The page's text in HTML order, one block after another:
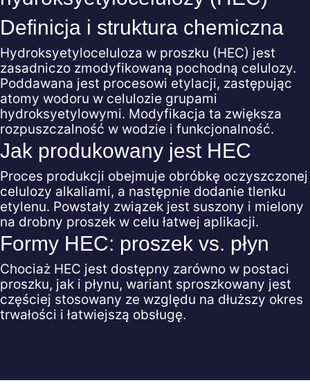
Definicja i struktura chemiczna
Hydroksyetyloceluloza w proszku (HEC) jest
zasadniczo zmodyfikowaną pochodną celulozy.
Poddawana jest procesowi etylacji, zastępując
atomy wodoru w celulozie grupami
hydroksyetylowymi. Modyfikacja ta zwiększa
rozpuszczalność w wodzie i funkcjonalność.
Jak produkowany jest HEC
Proces produkcji obejmuje obróbkę oczyszczonej
celulozy alkaliami, a następnie dodanie tlenku
etylenu. Powstały związek jest suszony i mielony
na drobny proszek w celu łatwej aplikacji.
Formy HEC: proszek vs. płyn
Chociaż HEC jest dostępny zarówno w postaci
proszku, jak i płynu, wariant sproszkowany jest
częściej stosowany ze względu na dłuższy okres
trwałości i łatwiejszą obsługę.